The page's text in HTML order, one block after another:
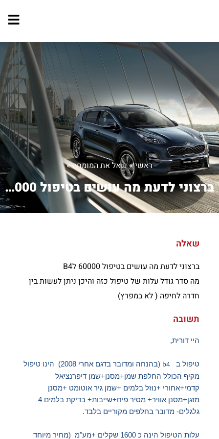
ראשי»שאל את המומחה»
ברצוני לדעת מה עושים בטיפול 60000 לB4...
שאלה
ברצוני לדעת מה עושים בטיפול 60000 לB4
מה סדר גודל עלות של טיפול כזה והיכן ניתן לעשות בין
חדרה לחיפה ( לא במפרץ)
תשובה
היי דורית,
טיפול ב b4
(בהנחה ומדובר בדגם אחרי 2008) הינו טיפול
מקיף הכולל החלפת שמן+מסנן+שמן דיפרנציאל
קדמי+אחורי +נוזל בלמים +שמן גיר אוטומט +מסנן
מזגן+מסנן אוויר+ מסיר פיח+שייבות+ בדיקת בלמים 4
גלגלים- מדובר בחלפים מקוריים בלבד.
עלות הטיפול הינה כ 1600 שקלים +מע"מ (מחיר מיוחד